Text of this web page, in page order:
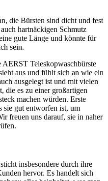
die Bürsten sind dicht und fest
hartnäckigen Schmutz
gute Länge und könnte für
sein.
AERST Teleskopwaschbürste
aus und fühlt sich an wie ein
ausgelegt ist und mit vielen
die es zu einer großartigen
machen würden. Erste
sie gut entworfen ist, um
freuen uns darauf, sie in naher
insbesondere durch ihre
hervor. Es handelt sich